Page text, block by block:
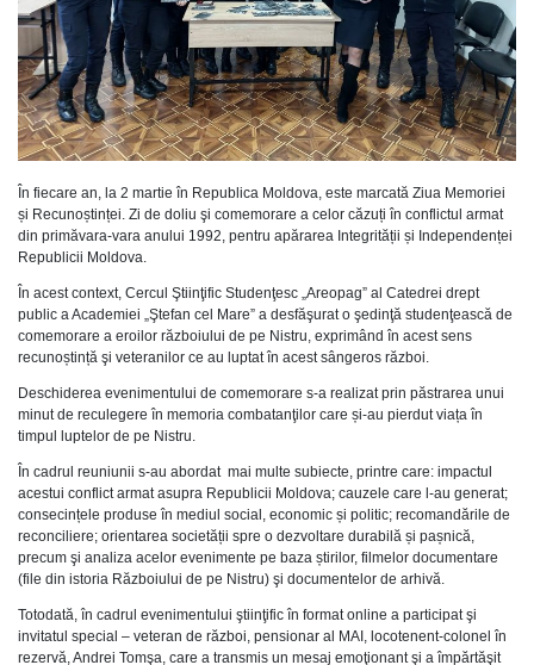
În fiecare an, la 2 martie în Republica Moldova, este marcată Ziua Memoriei
și Recunoștinței. Zi de doliu şi comemorare a celor căzuți în conflictul armat
din primăvara-vara anului 1992, pentru apărarea Integrității și Independenței
Republicii Moldova.
În acest context, Cercul Ştiinţific Studenţesc „Areopag” al Catedrei drept
public a Academiei „Ştefan cel Mare” a desfăşurat o şedinţă studenţească de
comemorare a eroilor războiului de pe Nistru, exprimând în acest sens
recunoștință şi veteranilor ce au luptat în acest sângeros război.
Deschiderea evenimentului de comemorare s-a realizat prin păstrarea unui
minut de reculegere în memoria combatanţilor care și-au pierdut viața în
timpul luptelor de pe Nistru.
În cadrul reuniunii s-au abordat mai multe subiecte, printre care: impactul
acestui conflict armat asupra Republicii Moldova; cauzele care l-au generat;
consecințele produse în mediul social, economic și politic; recomandările de
reconciliere; orientarea societății spre o dezvoltare durabilă și pașnică,
precum şi analiza acelor evenimente pe baza știrilor, filmelor documentare
(file din istoria Războiului de pe Nistru) şi documentelor de arhivă.
Totodată, în cadrul evenimentului ştiinţific în format online a participat şi
invitatul special – veteran de război, pensionar al MAI, locotenent-colonel în
rezervă, Andrei Tomşa, care a transmis un mesaj emoţionant şi a împărtăşit